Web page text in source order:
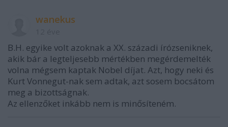
wanekus
B.H. egyike volt azoknak a XX. századi írózseniknek,
akik bár a legteljesebb mértékben megérdemelték
volna mégsem kaptak Nobel díjat. Azt, hogy neki és
Kurt Vonnegut-nak sem adtak, azt sosem bocsátom
meg a bizottságnak.
Az ellenzőket inkább nem is minősíteném.